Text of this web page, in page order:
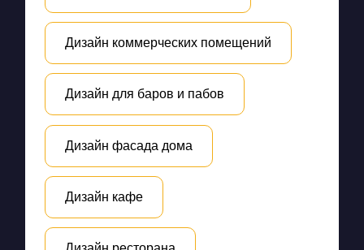
Дизайн коммерческих помещений
Дизайн для баров и пабов
Дизайн фасада дома
Дизайн кафе